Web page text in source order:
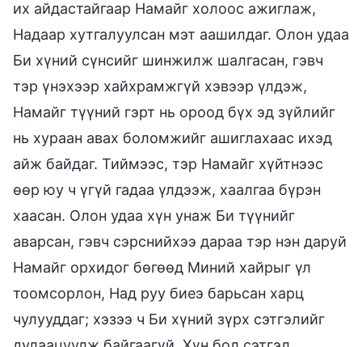
их айдастайгаар Намайг холоос ажиглаж,
Надаар хутгалуулсан мэт аашилдаг. Олон удаа
Би хүний сүнсийг шинжилж шалгасан, гэвч
тэр үнэхээр хайхрамжгүй хэвээр үлдэж,
Намайг түүний гэрт нь ороод бүх эд зүйлийг
нь хураан авах боломжийг ашиглахаас ихэд
айж байдаг. Тиймээс, тэр Намайг хүйтнээс
өөр юу ч үгүй гадаа үлдээж, хаалгаа бүрэн
хаасан. Олон удаа хүн унаж Би түүнийг
аварсан, гэвч сэрснийхээ дараа тэр нэн даруй
Намайг орхидог бөгөөд Миний хайрыг үл
тоомсорлон, Над руу биеэ барьсан харц
чулууддаг; хэзээ ч Би хүний зүрх сэтгэлийг